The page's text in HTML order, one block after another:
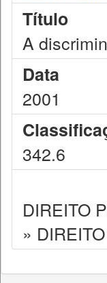
Título
A
Data
2001
342.6
DIREITO
»